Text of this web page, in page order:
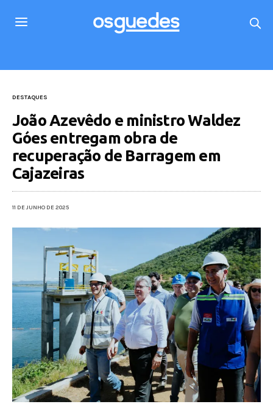
DESTAQUES
João Azevêdo e ministro Waldez
Góes entregam obra de
recuperação de Barragem em
Cajazeiras
11 DE JUNHO DE 2025